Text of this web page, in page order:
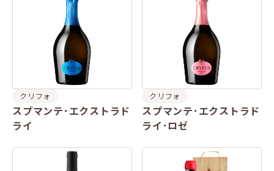
クリフォ
スプマンテ･エクストラド
ライ
クリフォ
スプマンテ･エクストラド
ライ･ロゼ